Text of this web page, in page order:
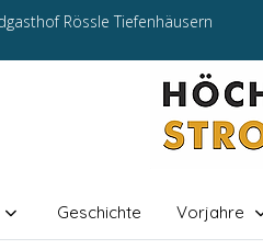
Rössle Tiefenhäusern
Geschichte Vorjahre